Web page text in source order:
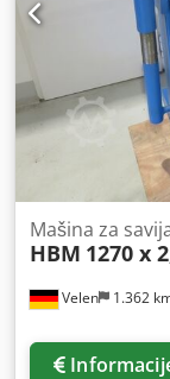
Velen 1.362
Mašina za
HBM 1270 x